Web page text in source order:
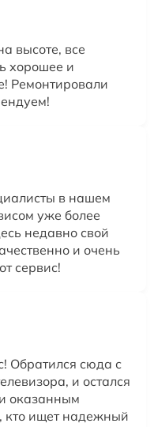
высоте, все
хорошее и
Ремонтировали
в нашем
уже более
недавно свой
и очень
сервис!
Обратился сюда с
и остался
оказанным
кто ищет надежный